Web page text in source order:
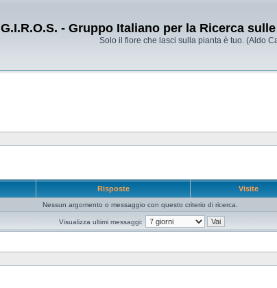
G.I.R.O.S. - Gruppo Italiano per la Ricerca
Solo il fiore che lasci sulla pianta è tuo. (Aldo
Risposte Visite
Nessun argomento o messaggio con questo criterio di ricerca.
Visualizza ultimi messaggi: